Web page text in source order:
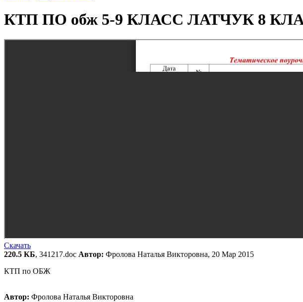
КТП ПО обж 5-9 КЛАСС ЛАТЧУК 8
Скачать
220.5 КБ, 341217.doc Автор: Фролова Наталья Викторовна, 20 Мар 2015
КТП по ОБЖ
Автор: Фролова Наталья Викторовна